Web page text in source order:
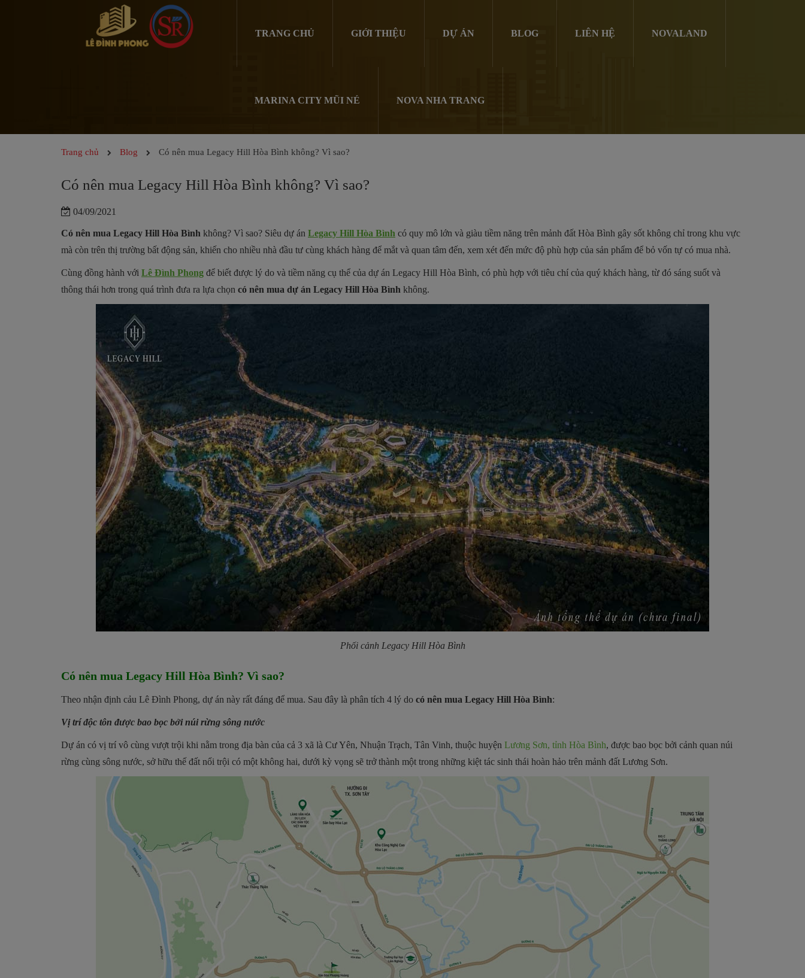
TRANG CHỦ GIỚI THIỆU DỰ ÁN BLOG LIÊN HỆ NOVALAND
MARINA CITY MŨI NÉ NOVA NHA TRANG
Trang chủ Blog Có nên mua Legacy Hill Hòa Bình không? Vì sao?
Có nên mua Legacy Hill Hòa Bình không? Vì sao?
04/09/2021
Có nên mua Legacy Hill Hòa Bình không? Vì sao? Siêu dự án Legacy Hill Hòa Bình có quy mô lớn và giàu tiềm năng trên mảnh đất Hòa Bình gây sốt không chỉ trong khu vực
mà còn trên thị trường bất động sản, khiến cho nhiều nhà đầu tư cùng khách hàng để mắt và quan tâm đến, xem xét đến mức độ phù hợp của sản phẩm để bỏ vốn tự có mua nhà.
Cùng đồng hành với Lê Đình Phong để biết được lý do và tiềm năng cụ thể của dự án Legacy Hill Hòa Bình, có phù hợp với tiêu chí của quý khách hàng, từ đó sáng suốt và
thông thái hơn trong quá trình đưa ra lựa chọn có nên mua dự án Legacy Hill Hòa Bình không.
Phối cảnh Legacy Hill Hòa Bình
Có nên mua Legacy Hill Hòa Bình? Vì sao?
Theo nhận định cảu Lê Đình Phong, dự án này rất đáng để mua. Sau đây là phân tích 4 lý do có nên mua Legacy Hill Hòa Bình:
Vị trí độc tôn được bao bọc bởi núi rừng sông nước
Dự án có vị trí vô cùng vượt trội khi nằm trong địa bàn của cả 3 xã là Cư Yên, Nhuận Trạch, Tân Vinh, thuộc huyện Lương Sơn, tỉnh Hòa Bình, được bao bọc bởi cảnh quan núi
rừng cùng sông nước, sở hữu thế đất nổi trội có một không hai, dưới kỳ vọng sẽ trở thành một trong những kiệt tác sinh thái hoàn hảo trên mảnh đất Lương Sơn.